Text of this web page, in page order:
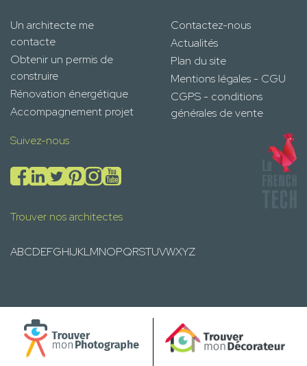
Un architecte me
contacte
Obtenir un permis de
construire
Rénovation énergétique
Accompagnement projet
Contactez-nous
Actualités
Plan du site
Mentions légales - CGU
CGPS - conditions
générales de vente
Suivez-nous
Trouver nos architectes
ABCDEFGHIJKLMNOPQRSTUVWXYZ